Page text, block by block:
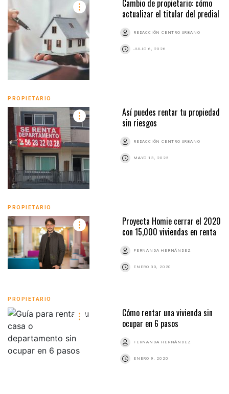
Cambio de propietario: cómo
actualizar el titular del predial
REDACCIÓN CENTRO URBANO
JULIO 6, 2026
PROPIETARIO
Así puedes rentar tu propiedad
sin riesgos
REDACCIÓN CENTRO URBANO
MAYO 13, 2025
PROPIETARIO
Proyecta Homie cerrar el 2020
con 15,000 viviendas en renta
FERNANDA HERNÁNDEZ
ENERO 30, 2020
PROPIETARIO
Cómo rentar una vivienda sin
ocupar en 6 pasos
FERNANDA HERNÁNDEZ
ENERO 9, 2020